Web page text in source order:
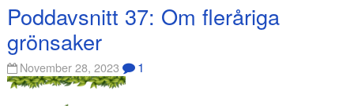
Poddavsnitt 37: Om fleråriga
grönsaker
November 28, 2023 1